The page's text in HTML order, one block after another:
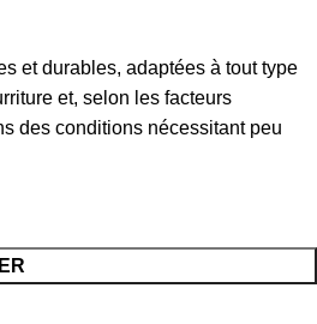
et durables, adaptées à tout type
et, selon les facteurs
des conditions nécessitant peu